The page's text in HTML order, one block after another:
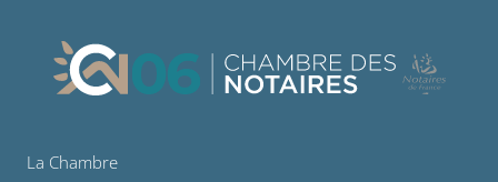
La Chambre